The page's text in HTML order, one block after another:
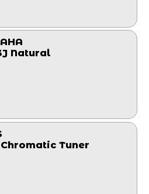
Natural
Chromatic Tuner